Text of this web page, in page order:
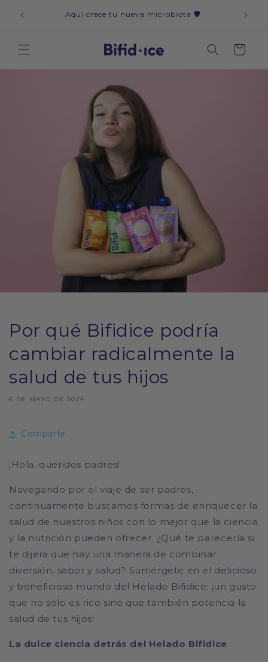
directamente
y Aquí crece tu nueva microbiota 🛡️
Carrito
Por qué Bifidice podría
cambiar radicalmente la
salud de tus hijos
6 DE MAYO DE 2024
Compartir
¡Hola, queridos padres!
Navegando por el viaje de ser padres,
continuamente buscamos formas de enriquecer la
salud de nuestros niños con lo mejor que la ciencia
y la nutrición pueden ofrecer. ¿Qué te parecería si
te dijera que hay una manera de combinar
diversión, sabor y salud? Sumérgete en el delicioso
y beneficioso mundo del Helado Bifidice: ¡un gusto
que no solo es rico sino que también potencia la
salud de tus hijos!
La dulce ciencia detrás del Helado Bifidice